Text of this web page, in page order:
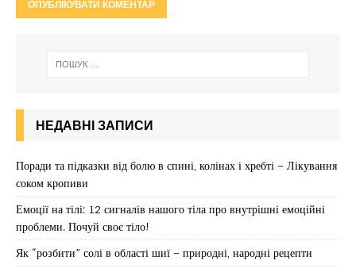
НЕДАВНІ ЗАПИСИ
Поради та підказки від болю в спині, колінах і хребті – Лікування
соком кропиви
Емоції на тілі: 12 сигналів нашого тіла про внутрішні емоційні
проблеми. Почуй своє тіло!
Як “розбити” солі в області шиї – природні, народні рецепти